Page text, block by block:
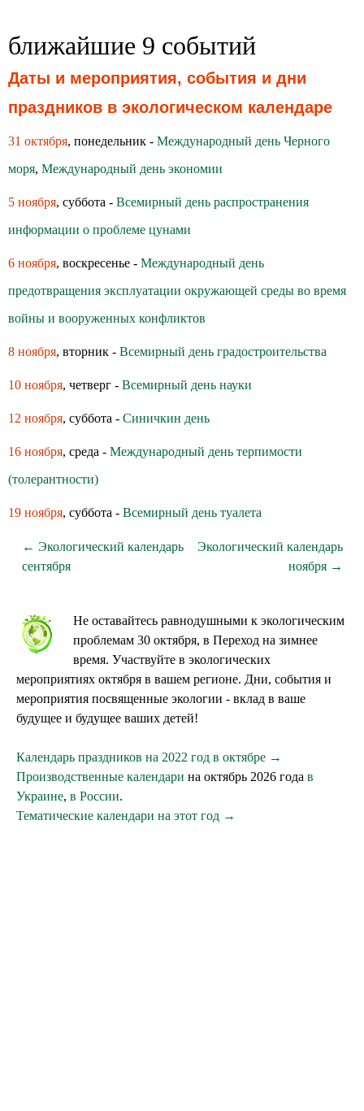
ближайшие 9 событий
Даты и мероприятия, события и дни
праздников в экологическом календаре
31 октября, понедельник - Международный день Черного
моря, Международный день экономии
5 ноября, суббота - Всемирный день распространения
информации о проблеме цунами
6 ноября, воскресенье - Международный день
предотвращения эксплуатации окружающей среды во время
войны и вооруженных конфликтов
8 ноября, вторник - Всемирный день градостроительства
10 ноября, четверг - Всемирный день науки
12 ноября, суббота - Синичкин день
16 ноября, среда - Международный день терпимости
(толерантности)
19 ноября, суббота - Всемирный день туалета
← Экологический календарь
сентября
Экологический календарь
ноября →
Не оставайтесь равнодушными к экологическим
проблемам 30 октября, в Переход на зимнее
время. Участвуйте в экологических
мероприятиях октября в вашем регионе. Дни, события и
мероприятия посвященные экологии - вклад в ваше
будущее и будущее ваших детей!
Календарь праздников на 2022 год в октябре →
Производственные календари на октябрь 2026 года в
Украине, в России.
Тематические календари на этот год →